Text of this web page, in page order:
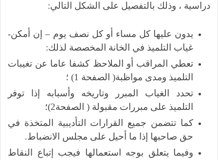
دراسية ، وذلك بالتفصيل على الشكل التالي:
يدون عليها كل مساء أو كل نصف يوم – إن أمكن-
غياب التلميذ في الخانة المخصصة لذلك:
تعطي المراقب أو الملاحظ كشفا عاما عن تغيبات
التلميذ ومدى مواظبة( الصفحة 1) ؛
تحدد الغياب المبرر وتاريخه وأسبابه إذا توفر
التلميذ على مبررات مقبولة ( الصفحة2)؛
كما تتضمن جميع القرارات التأديبية المتخذة في
حق صاحبها إذا ما أحيل على مجلس الانضباط.
وفيما يتعلق بوجه استعمالها فيجب إتباع النقاط